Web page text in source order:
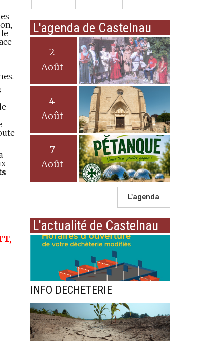
-
L'agenda de Castelnau
2
Août
4
Août
7
Août
L'agenda
L'actualité de Castelnau
INFO DECHETERIE